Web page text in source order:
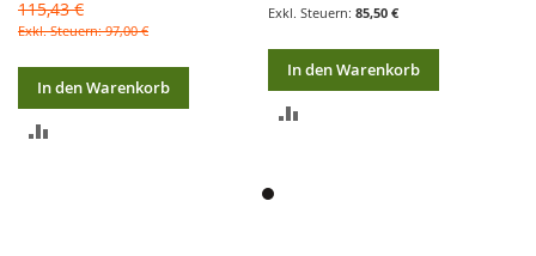
115,43 €
97,00 €
In den Warenkorb
85,50 €
In den Warenkorb